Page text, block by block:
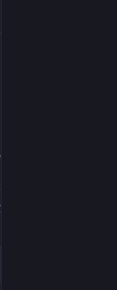
2, 2020
Grab-Besuch